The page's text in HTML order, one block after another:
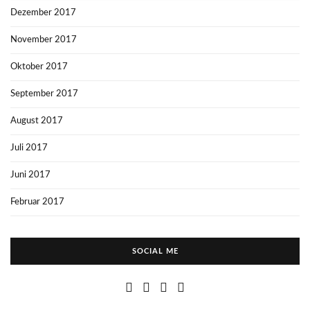
Dezember 2017
November 2017
Oktober 2017
September 2017
August 2017
Juli 2017
Juni 2017
Februar 2017
SOCIAL ME